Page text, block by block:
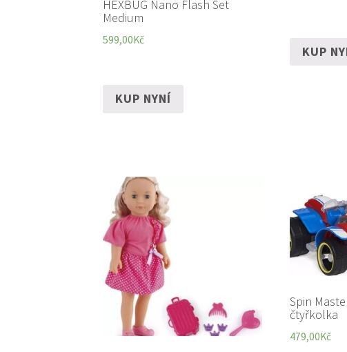
HEXBUG Nano Flash Set
Medium
599,00Kč
KUP NYNÍ
KUP
Spin
čtyřkolka
479,00Kč